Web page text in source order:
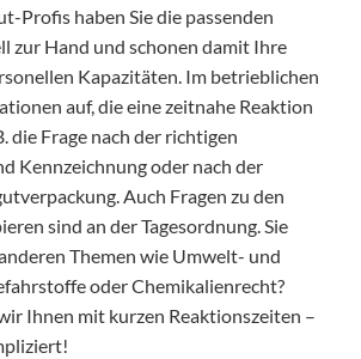
Profis haben Sie die passenden
zur Hand und schonen damit Ihre
Kapazitäten. Im betrieblichen
auf, die eine zeitnahe Reaktion
die Frage nach der richtigen
Kennzeichnung oder nach der
Auch Fragen zu den
sind an der Tagesordnung. Sie
Themen wie Umwelt- und
oder Chemikalienrecht?
Ihnen mit kurzen Reaktionszeiten –